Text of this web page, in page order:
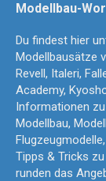
Modellbau-
Du findest hier
Modellbausätze
Revell, Italeri,
Academy,
Informationen
Modellbau,
Tipps & Tricks
runden das